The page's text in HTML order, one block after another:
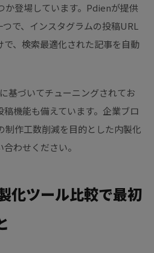
か登場しています。Pdienが提供
で、インスタグラムの投稿URL
、検索最適化された記事を自動
基づいてチューニングされてお
機能も備えています。企業ブロ
制作工数削減を目的とした内製化
わせください。
化ツール比較で最初